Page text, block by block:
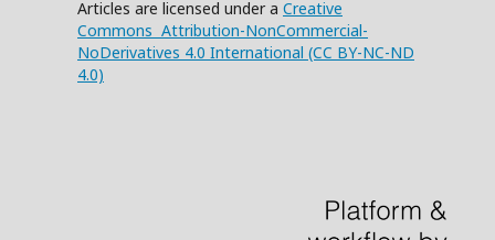
Articles are licensed under a Creative
Commons Attribution-NonCommercial-
NoDerivatives 4.0 International (CC BY-NC-ND
4.0)